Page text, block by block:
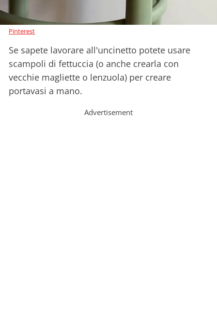
Pinterest
Se sapete lavorare all'uncinetto potete usare
scampoli di fettuccia (o anche crearla con
vecchie magliette o lenzuola) per creare
portavasi a mano.
Advertisement